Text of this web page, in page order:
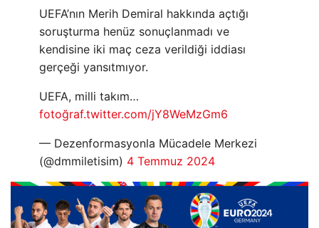
UEFA’nın Merih Demiral hakkında açtığı
soruşturma henüz sonuçlanmadı ve
kendisine iki maç ceza verildiği iddiası
gerçeği yansıtmıyor.
UEFA, milli takım…
fotoğraf.twitter.com/jY8WeMzGm6
— Dezenformasyonla Mücadele Merkezi
(@dmmiletisim) 4 Temmuz 2024